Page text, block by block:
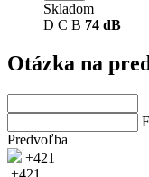
Skladom
D C B 74 dB
Otázka na
Predvoľba
+421